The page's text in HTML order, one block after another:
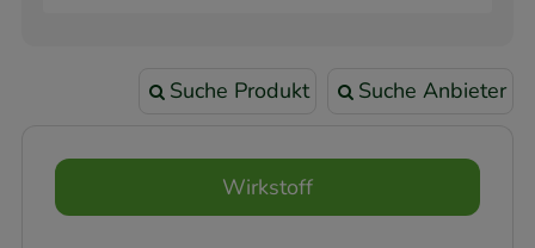
Suche Produkt Suche Anbieter
Wirkstoff